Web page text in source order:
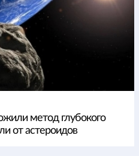
метод глубокого
от астероидов